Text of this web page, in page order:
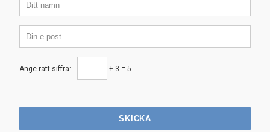
Ange rätt siffra: + 3 = 5
SKICKA